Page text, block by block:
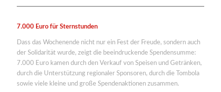
7.000 Euro für Sternstunden
Dass das Wochenende nicht nur ein Fest der Freude, sondern auch
der Solidarität wurde, zeigt die beeindruckende Spendensumme:
7.000 Euro kamen durch den Verkauf von Speisen und Getränken,
durch die Unterstützung regionaler Sponsoren, durch die Tombola
sowie viele kleine und große Spendenaktionen zusammen.